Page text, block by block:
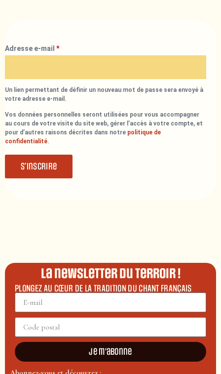
Adresse e-mail *
Un lien permettant de définir un nouveau mot de passe sera envoyé à
votre adresse e-mail.
Vos données personnelles seront utilisées pour vous accompagner
au cours de votre visite du site web, gérer l’accès à votre compte, et
pour d’autres raisons décrites dans notre politique de
confidentialité.
S’inscrire
La newsletter du terroir !
PLONGEZ AU CŒUR DE LA TRADITION DU CHANT FRANÇAIS
Je m'abonne